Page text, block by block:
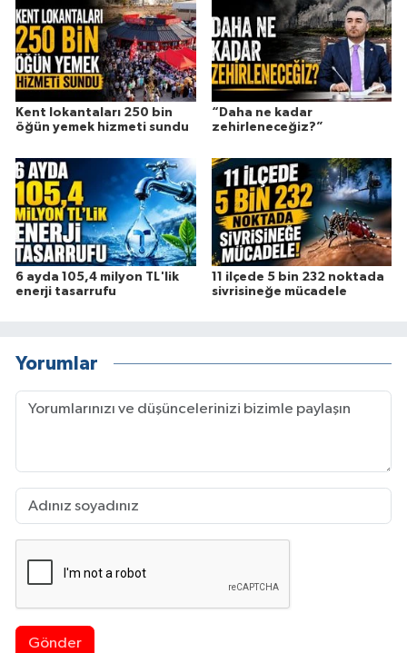
Kent lokantaları 250 bin
öğün yemek hizmeti sundu
“Daha ne kadar
zehirleneceğiz?”
6 ayda 105,4 milyon TL'lik
enerji tasarrufu
11 ilçede 5 bin 232 noktada
sivrisineğe mücadele
Yorumlar
Gönder